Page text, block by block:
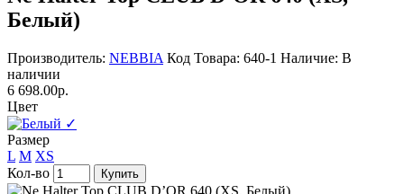
Белый)
Производитель: NEBBIA Код Товара: 640-1 Наличие: В
наличии
6 698.00р.
Цвет
✓
Размер
L M XS
Кол-во
Купить